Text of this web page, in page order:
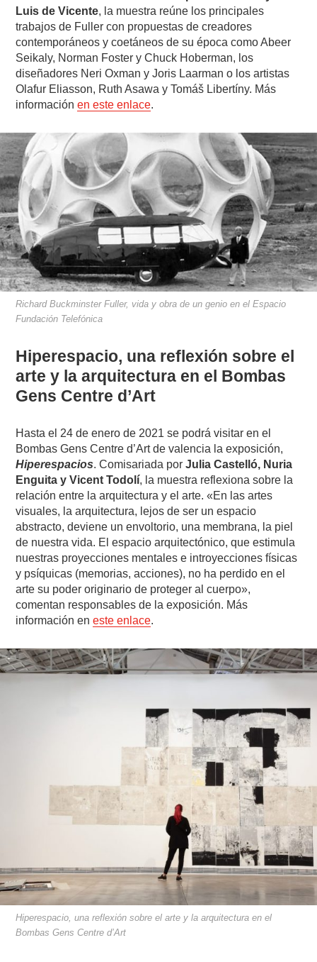
Luis de Vicente, la muestra reúne los principales
trabajos de Fuller con propuestas de creadores
contemporáneos y coetáneos de su época como Abeer
Seikaly, Norman Foster y Chuck Hoberman, los
diseñadores Neri Oxman y Joris Laarman o los artistas
Olafur Eliasson, Ruth Asawa y Tomáš Libertíny. Más
informaciónen este enlace.
Richard Buckminster Fuller, vida y obra de un genio en el Espacio
Fundación Telefónica
Hiperespacio, una reflexión sobre el
arte y la arquitectura en el Bombas
Gens Centre d’Art
Hasta el 24 de enero de 2021 se podrá visitar en el
Bombas Gens Centre d’Art de valencia la exposición,
Hiperespacios. Comisariada porJulia Castelló, Nuria
Enguita y Vicent Todolí, la muestra reflexiona sobre la
relación entre la arquitectura y el arte. «En las artes
visuales, la arquitectura, lejos de ser un espacio
abstracto, deviene un envoltorio, una membrana, la piel
de nuestra vida. El espacio arquitectónico, que estimula
nuestras proyecciones mentales e introyecciones físicas
y psíquicas (memorias, acciones), no ha perdido en el
arte su poder originario de proteger al cuerpo»,
comentan responsables de la exposición. Más
información eneste enlace.
Hiperespacio, una reflexión sobre el arte y la arquitectura en el
Bombas Gens Centre d’Art